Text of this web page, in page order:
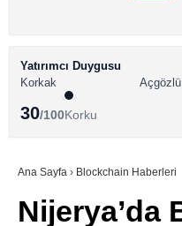
BİTCOİN HABERLERİ
ALTCOİN HABERLERİ
SÖZLÜK
Yatırımcı Duygusu
Korkak
Açgözlü
30/100Korku
Ana Sayfa › Blockchain Haberleri
Nijerya’da